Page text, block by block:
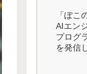
「ぽこ
AIエン
プログ
を発信